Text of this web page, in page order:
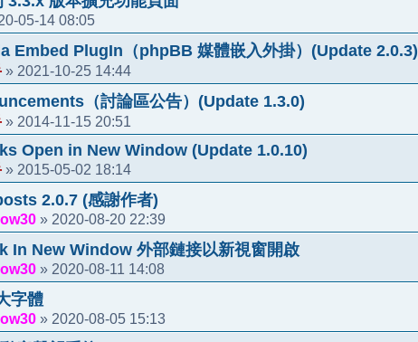
05-14 08:05
Embed PlugIn（phpBB 媒體嵌入外掛）(Update 2.0.3)
» 2021-10-25 14:44
（討論區公告）(Update 1.3.0)
» 2014-11-15 20:51
Open in New Window (Update 1.0.10)
» 2015-05-02 18:14
2.0.7 (感謝作者)
» 2020-08-20 22:39
In New Window 外部鏈接以新視窗開啟
» 2020-08-11 14:08
字體
» 2020-08-05 15:13